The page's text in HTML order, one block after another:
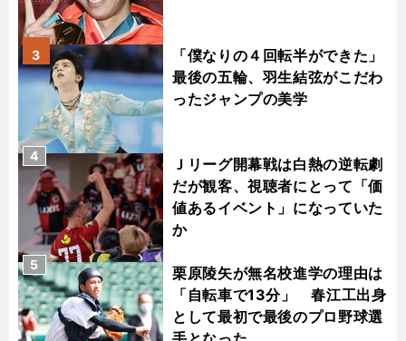
「僕なりの４回転半ができた」
最後の五輪、羽生結弦がこだわ
ったジャンプの美学
3
Ｊリーグ開幕戦は白熱の逆転劇
だが観客、視聴者にとって「価
値あるイベント」になっていた
か
4
栗原陵矢が無名校進学の理由は
「自転車で13分」 春江工出身
として最初で最後のプロ野球選
5